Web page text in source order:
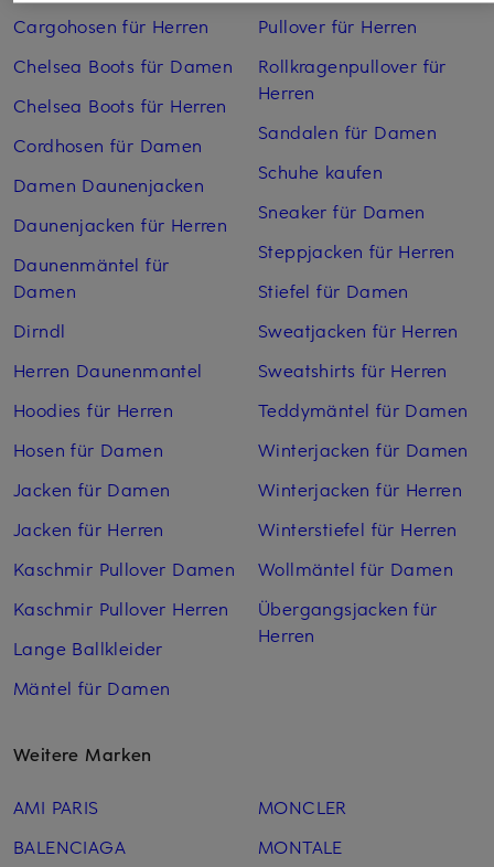
Cargohosen für Herren
Chelsea Boots für Damen
Chelsea Boots für Herren
Cordhosen für Damen
Damen Daunenjacken
Daunenjacken für Herren
Daunenmäntel für
Damen
Dirndl
Herren Daunenmantel
Hoodies für Herren
Hosen für Damen
Jacken für Damen
Jacken für Herren
Kaschmir Pullover Damen
Kaschmir Pullover Herren
Lange Ballkleider
Mäntel für Damen
Pullover für Herren
Rollkragenpullover für
Herren
Sandalen für Damen
Schuhe kaufen
Sneaker für Damen
Steppjacken für Herren
Stiefel für Damen
Sweatjacken für Herren
Sweatshirts für Herren
Teddymäntel für Damen
Winterjacken für Damen
Winterjacken für Herren
Winterstiefel für Herren
Wollmäntel für Damen
Übergangsjacken für
Herren
Weitere Marken
AMI PARIS
BALENCIAGA
MONCLER
MONTALE